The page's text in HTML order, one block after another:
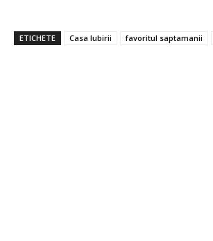
ETICHETE Casa Iubirii favoritul saptamanii